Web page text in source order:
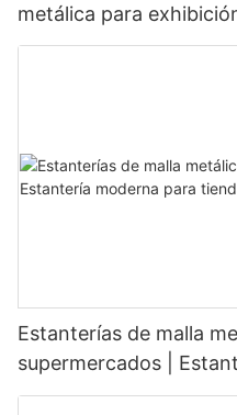
metálica para
Estanterías de malla
supermercados |
tiendas de comestibles